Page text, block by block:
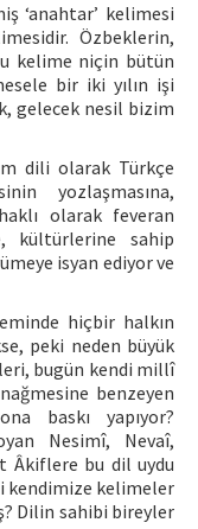
‘anahtar’ kelimesi
Özbeklerin,
kelime niçin bütün
bir iki yılın işi
gelecek nesil bizim
dili olarak Türkçe
yozlaşmasına,
olarak feveran
kültürlerine sahip
isyan ediyor ve
hiçbir halkın
peki neden büyük
bugün kendi millî
benzeyen
baskı yapıyor?
Nesimî, Nevaî,
Âkiflere bu dil uydu
kendimize kelimeler
Dilin sahibi bireyler